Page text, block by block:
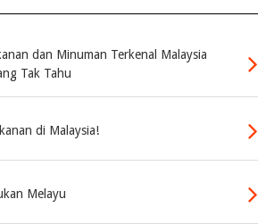
dan Minuman Terkenal Malaysia
Tak Tahu
di Malaysia!
Melayu